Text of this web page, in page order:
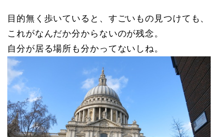
目的無く歩いていると、すごいもの見つけても、
これがなんだか分からないのが残念。
自分が居る場所も分かってないしね。